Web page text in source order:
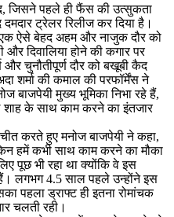
जिसने पहले ही फैंस की उत्सुकता
ट्रेलर रिलीज कर दिया है।
ऐसे बेहद अहम और नाजुक दौर को
दिवालिया होने की कगार पर
चुनौतीपूर्ण दौर को बखूबी कैद
शर्मा की कमाल की परफॉर्मेंस ने
बाजपेयी मुख्य भूमिका निभा रहे हैं,
के साथ काम करने का इंतजार
करते हुए मनोज बाजपेयी ने कहा,
हमें कभी साथ काम करने का मौका
पूछ भी रहा था क्योंकि वे इस
लगभग 4.5 साल पहले उन्होंने इस
पहला ड्राफ्ट ही इतना रोमांचक
चलती रही।